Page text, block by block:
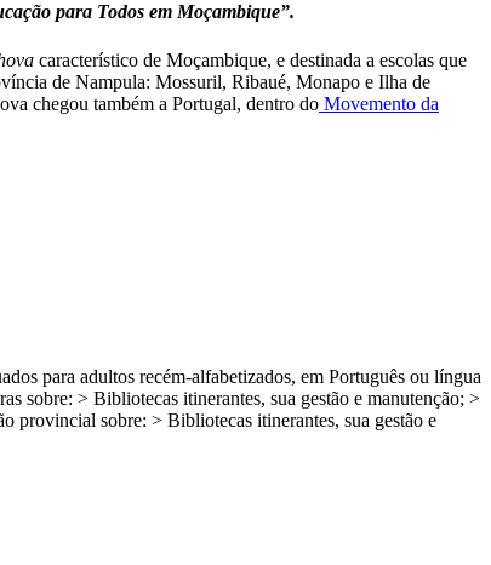
para Todos em Moçambique”.
característico de Moçambique, e destinada a escolas que
de Nampula: Mossuril, Ribaué, Monapo e Ilha de
chegou também a Portugal, dentro do Movemento da
para adultos recém-alfabetizados, em Português ou língua
sobre: > Bibliotecas itinerantes, sua gestão e manutenção; >
provincial sobre: > Bibliotecas itinerantes, sua gestão e